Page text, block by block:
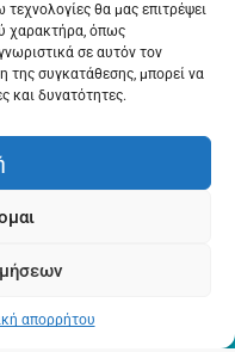
θα μας επιτρέψει
χαρακτήρα, όπως
σε αυτόν τον
της συγκατάθεσης, μπορεί να
και δυνατότητες.
απορρήτου
itXproject
Απορρήτου